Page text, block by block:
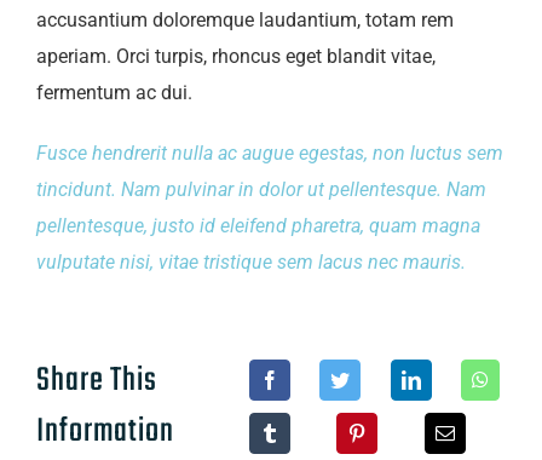
accusantium doloremque laudantium, totam rem
aperiam. Orci turpis, rhoncus eget blandit vitae,
fermentum ac dui.
Fusce hendrerit nulla ac augue egestas, non luctus sem
tincidunt. Nam pulvinar in dolor ut pellentesque. Nam
pellentesque, justo id eleifend pharetra, quam magna
vulputate nisi, vitae tristique sem lacus nec mauris.
Share This
Information